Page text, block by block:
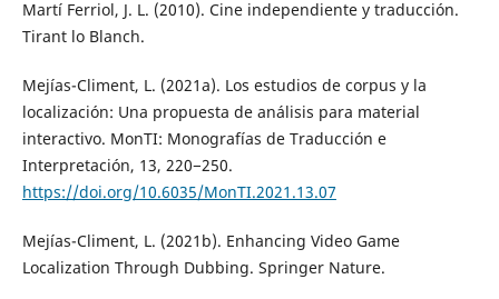
Martí Ferriol, J. L. (2010). Cine independiente y traducción.
Tirant lo Blanch.
Mejías-Climent, L. (2021a). Los estudios de corpus y la
localización: Una propuesta de análisis para material
interactivo. MonTI: Monografías de Traducción e
Interpretación, 13, 220−250.
https://doi.org/10.6035/MonTI.2021.13.07
Mejías-Climent, L. (2021b). Enhancing Video Game
Localization Through Dubbing. Springer Nature.